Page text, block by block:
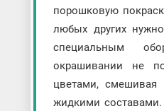
порошковую
любых других
специальным
окрашивании не
цветами,
жидкими составами.